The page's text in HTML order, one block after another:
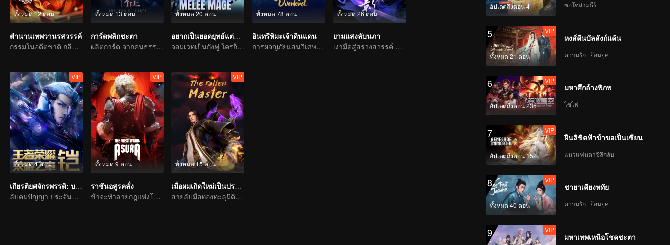
ทั้งหมด 12 ตอน
ตำนานเทพวานรสวรรค์
กรรมในอดีตชาติ กลืนสวรรค์ให้แหลกสลาย
ทั้งหมด 13 ตอน
การ์ดพลิกชะตา
ผลิตการ์ด จากคนธรรมดาสู่วีรบุรุษ
ทั้งหมด 20 ตอน
อยากเป็นยอดยุทธ์แต่ดันเป็นจอมเวทแทน
จอมเวทเป็นกังฟู ใครก็ต้านไม่อยู่
ทั้งหมด 78 ตอน
อินทรีหิมะเจ้าดินแดน
การผจญภัยแสนวิเศษและอุปสรรคของเด็กหนุ่มเริ่มต้นขึ้นอีกครั้ง
ทั้งหมด 26 ตอน
ยามแสงลับนภา
เงามืดสู่สรวงสวรรค์ แผดเผาวิญญาณพิทักษ์ความดี
ทั้งหมด 4 ตอน
VIP
เกียรติยศจักรพรรดิ: บทแห่งเกียรติยศ ภาคสวรรค์ลิขิต
ลับคมปัญญา ประจันชะตา
ทั้งหมด 9 ตอน
VIP
ราชันอสูรคลั่ง
ข้าจะทำลายกฎแห่งโชคชะตาเอง!
ทั้งหมด 15 ตอน
VIP
เมื่อผมเกิดใหม่เป็นปรมาจารย์
สายลับมือทองทะลุมิติตะลุยจิ่วฮวง
อัปเดตถึงตอน 4 ซอโซ่ล่ามธีร์
5
ทั้งหมด 21 ตอน
VIP
หงส์คืนบัลลังก์แค้น
ความรัก · ย้อนยุค
6
อัปเดตถึงตอน 235
VIP
มหาศึกล้างพิภพ
ไซไฟ
7
อัปเดตถึงตอน 152
VIP
ฝืนลิขิตฟ้าข้าขอเป็นเซียน
แนวแฟนตาซีลึกลับ
8
ทั้งหมด 40 ตอน
VIP
ชายาเคียงหทัย
ความรัก · ย้อนยุค
9 VIP
มหาเทพเหนือโชคชะตา